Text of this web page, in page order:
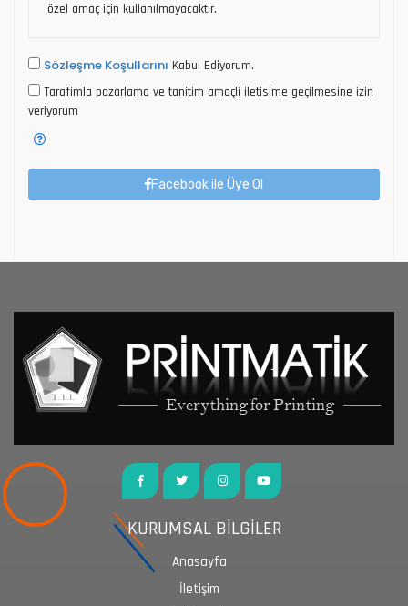
özel amaç için kullanılmayacaktır.
Sözleşme Koşullarını Kabul Ediyorum.
Tarafimla pazarlama ve tanitim amaçli iletisime geçilmesine izin
veriyorum
Facebook ile Üye Ol
KURUMSAL BİLGİLER
Anasayfa
İletişim